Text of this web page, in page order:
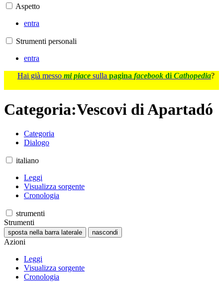
Aspetto
entra
Strumenti personali
entra
Hai già messo mi piace sulla pagina facebook di Cathopedia?
Categoria:Vescovi di Apartadó
Categoria
Dialogo
italiano
Leggi
Visualizza sorgente
Cronologia
strumenti
Strumenti
sposta nella barra laterale nascondi
Azioni
Leggi
Visualizza sorgente
Cronologia